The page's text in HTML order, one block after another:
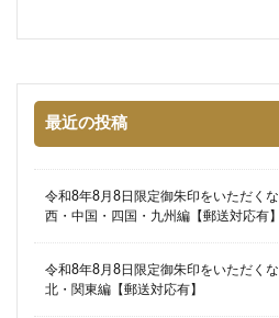
最近の投稿
令和8年8月8日限定御朱印をいただく
西・中国・四国・九州編【郵送対応有】
令和8年8月8日限定御朱印をいただく
北・関東編【郵送対応有】